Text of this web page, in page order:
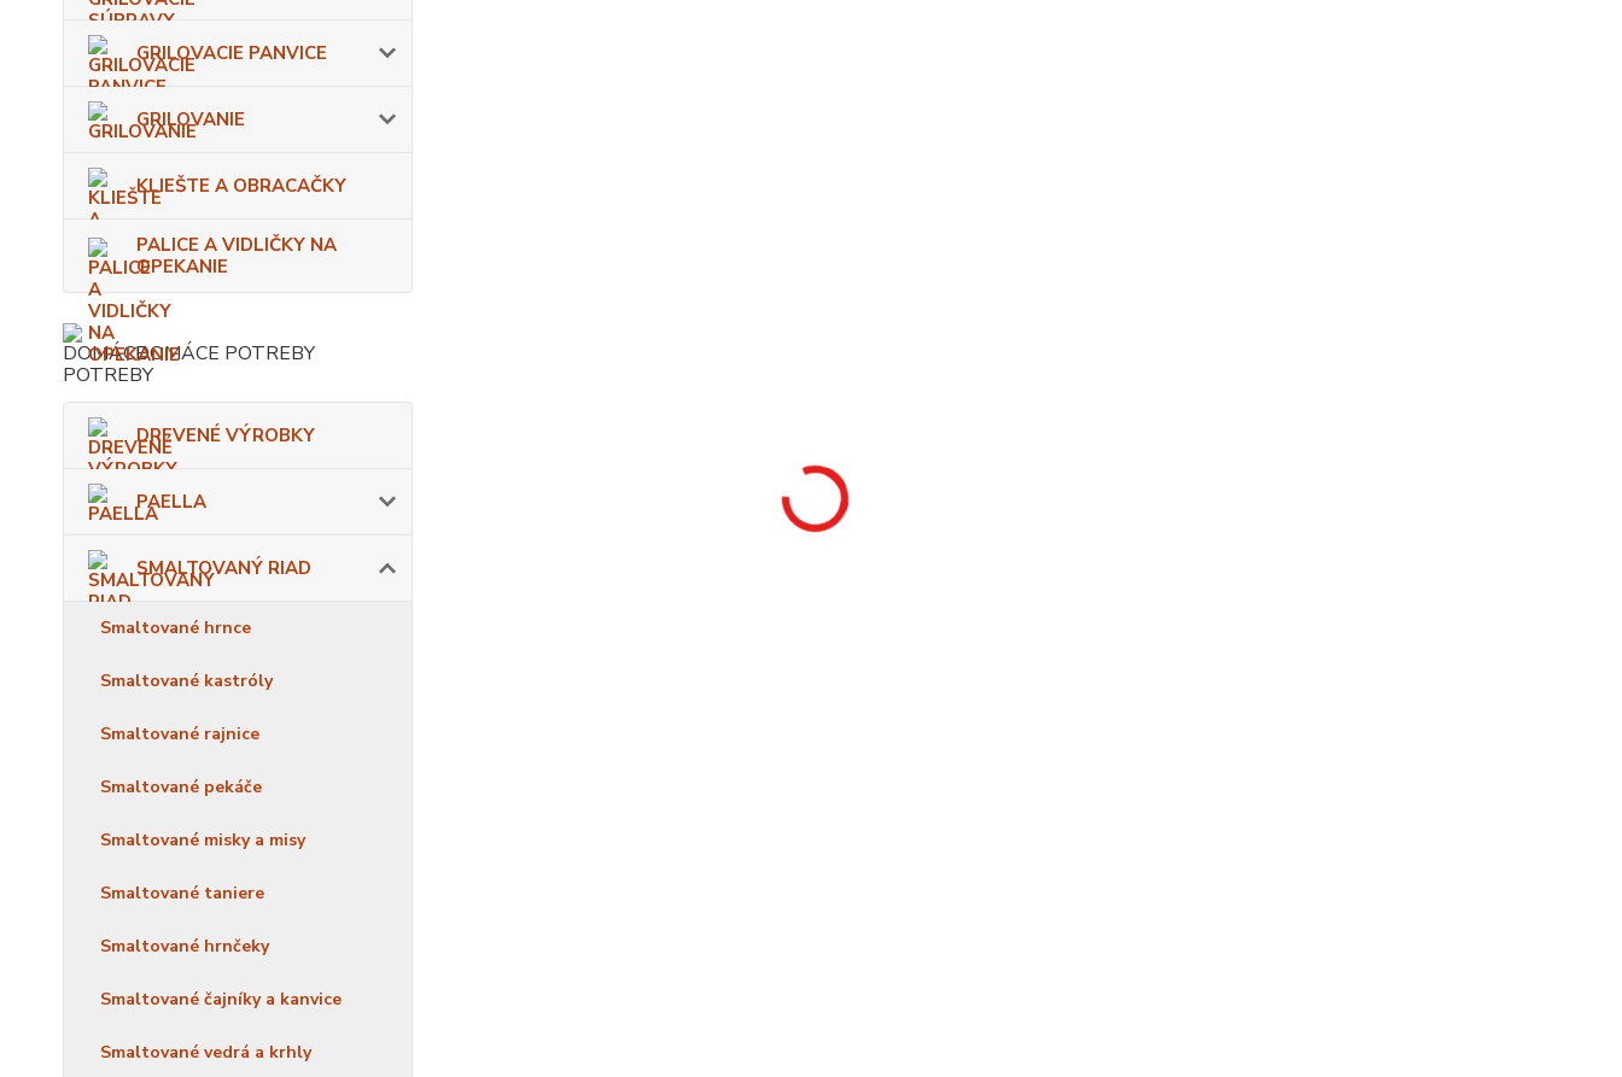
GRILOVACIE PANVICE
GRILOVANIE
KLIEŠTE A OBRACAČKY
PALICE A VIDLIČKY NA
OPEKANIE
DOMÁCE POTREBY
DREVENÉ VÝROBKY
PAELLA
SMALTOVANÝ RIAD
Smaltované hrnce
Smaltované kastróly
Smaltované rajnice
Smaltované pekáče
Smaltované misky a misy
Smaltované taniere
Smaltované hrnčeky
Smaltované čajníky a kanvice
Smaltované vedrá a krhly